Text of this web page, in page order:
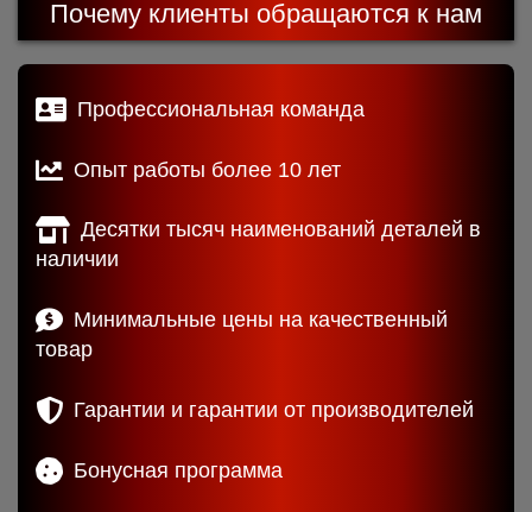
Почему клиенты обращаются к нам
Профессиональная команда
Опыт работы более 10 лет
Десятки тысяч наименований деталей в
наличии
Минимальные цены на качественный
товар
Гарантии и гарантии от производителей
Бонусная программа